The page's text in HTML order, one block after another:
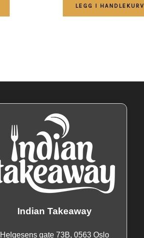
LEGG I HANDLEKURV
Indian Takeaway
Helgesens gate 73B, 0563 Oslo